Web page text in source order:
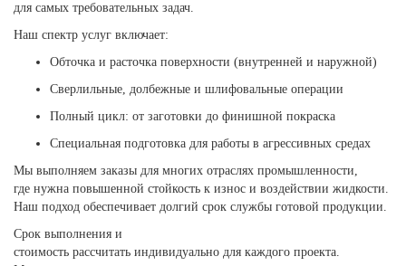
для самых требовательных задач.
Наш спектр услуг включает:
Обточка и расточка поверхности (внутренней и наружной)
Сверлильные, долбежные и шлифовальные операции
Полный цикл: от заготовки до финишной покраска
Специальная подготовка для работы в агрессивных средах
Мы выполняем заказы для многих отраслях промышленности,
где нужна повышенной стойкость к износ и воздействии жидкости.
Наш подход обеспечивает долгий срок службы готовой продукции.
Срок выполнения и
стоимость рассчитать индивидуально для каждого проекта.